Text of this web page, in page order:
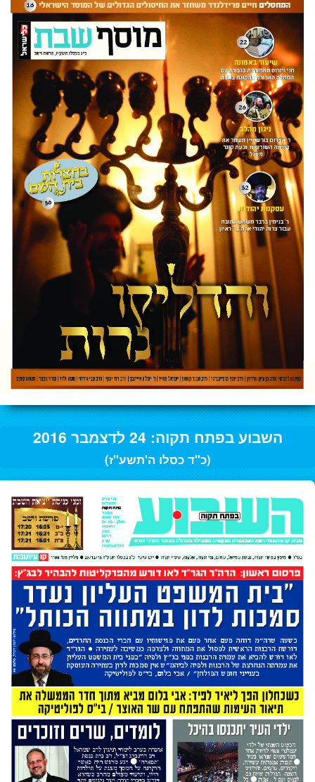
השבוע בפתח תקוה: 24 לדצמבר 2016
(כ"ד כסלו ה'תשע"ז)